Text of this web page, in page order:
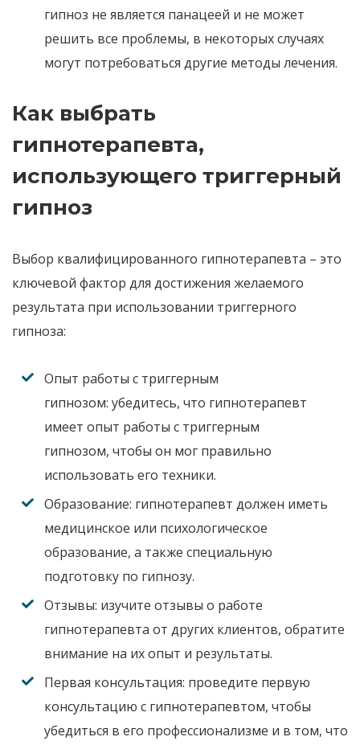
гипноз не является панацеей и не может
решить все проблемы, в некоторых случаях
могут потребоваться другие методы лечения.
Как выбрать
гипнотерапевта,
использующего триггерный
гипноз
Выбор квалифицированного гипнотерапевта – это
ключевой фактор для достижения желаемого
результата при использовании триггерного
гипноза:
Опыт работы с триггерным
гипнозом: убедитесь, что гипнотерапевт
имеет опыт работы с триггерным
гипнозом, чтобы он мог правильно
использовать его техники.
Образование: гипнотерапевт должен иметь
медицинское или психологическое
образование, а также специальную
подготовку по гипнозу.
Отзывы: изучите отзывы о работе
гипнотерапевта от других клиентов, обратите
внимание на их опыт и результаты.
Первая консультация: проведите первую
консультацию с гипнотерапевтом, чтобы
убедиться в его профессионализме и в том, что